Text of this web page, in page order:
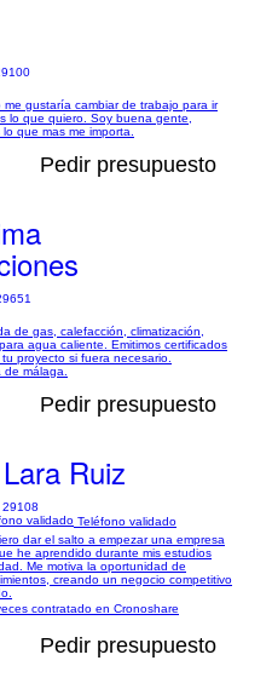
gustaría cambiar de trabajo para ir
lo que quiero. Soy buena gente,
que mas me importa.
Pedir presupuesto
de gas, calefacción, climatización,
agua caliente. Emitimos certificados
proyecto si fuera necesario.
málaga.
Pedir presupuesto
Ruiz
29108
Teléfono validado
dar el salto a empezar una empresa
he aprendido durante mis estudios
Me motiva la oportunidad de
creando un negocio competitivo
contratado en Cronoshare
Pedir presupuesto